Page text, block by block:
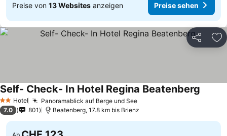
Preise von 13 Websites anzeigen Preise sehen
Teilen
2 Sterne
Hotel Panoramablick auf Berge und See
Self- Check- In Hotel Regina Beatenberg
7.0 801 Beatenberg, 17.8 km bis Brienz
Ab